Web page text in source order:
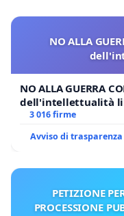
NO ALLA
NO ALLA GUERRA
dell'intellettualità
3 016 firme
Avviso di trasparenza
PETIZIONE
PROCESSIONE